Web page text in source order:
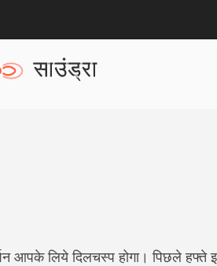
आपके लिये दिलचस्प होगा। पिछले